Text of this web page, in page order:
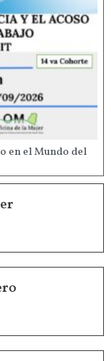
en el Mundo del